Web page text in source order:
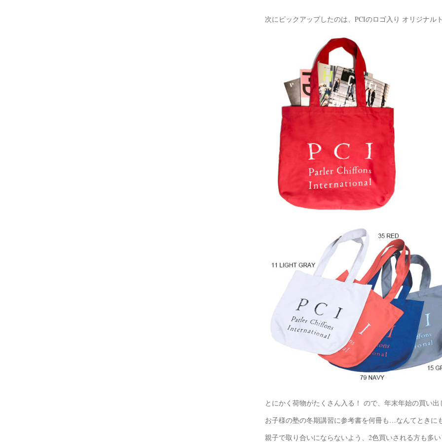
次にピックアップしたのは、PCIのロゴ入り オリジナル
とにかく荷物がたくさん入る！ ので、年末年始の買い出
お子様の塾の冬期講習に参考書を何冊も…なんてときに
親子で取り合いにならないよう、2色買いされる方も多い